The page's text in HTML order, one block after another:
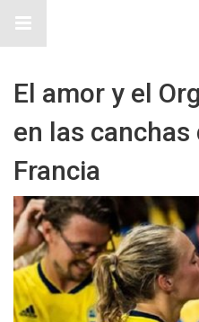
El amor y el
en las
Francia